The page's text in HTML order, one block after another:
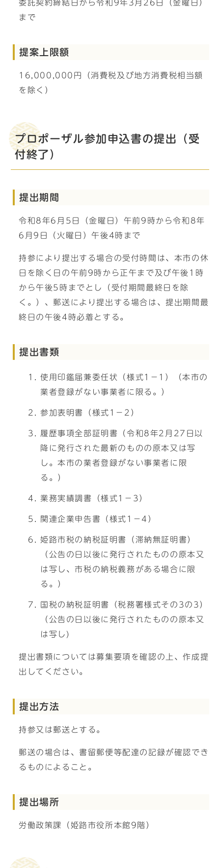
委託契約締結日から令和9年3月26日（金曜日）
まで
提案上限額
16,000,000円（消費税及び地方消費税相当額
を除く）
プロポーザル参加申込書の提出（受
付終了）
提出期間
令和8年6月5日（金曜日）午前9時から令和8年
6月9日（火曜日）午後4時まで
持参により提出する場合の受付時間は、本市の休
日を除く日の午前9時から正午まで及び午後1時
から午後5時までとし（受付期間最終日を除
く。）、郵送により提出する場合は、提出期間最
終日の午後4時必着とする。
提出書類
使用印鑑届兼委任状（様式1－1）（本市の
業者登録がない事業者に限る。）
参加表明書（様式1－2）
履歴事項全部証明書（令和8年2月27日以
降に発行された最新のものの原本又は写
し。本市の業者登録がない事業者に限
る。）
業務実績調書（様式1－3）
関連企業申告書（様式1－4）
姫路市税の納税証明書（滞納無証明書）
（公告の日以後に発行されたものの原本又
は写し、市税の納税義務がある場合に限
る。）
国税の納税証明書（税務署様式その3の3）
（公告の日以後に発行されたものの原本又
は写し)
提出書類については募集要項を確認の上、作成提
出してください。
提出方法
持参又は郵送とする。
郵送の場合は、書留郵便等配達の記録が確認でき
るものによること。
提出場所
労働政策課（姫路市役所本館9階）